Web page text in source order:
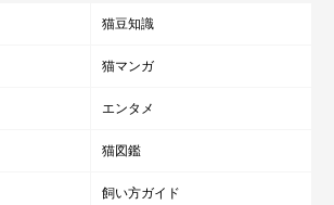
猫豆知識
猫マンガ
エンタメ
猫図鑑
飼い方ガイド